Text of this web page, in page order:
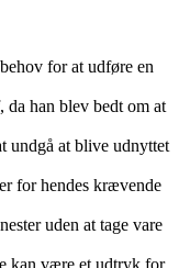
for at udføre en
da han blev bedt om at
undgå at blive udnyttet
for hendes krævende
uden at tage vare
kan være et udtryk for